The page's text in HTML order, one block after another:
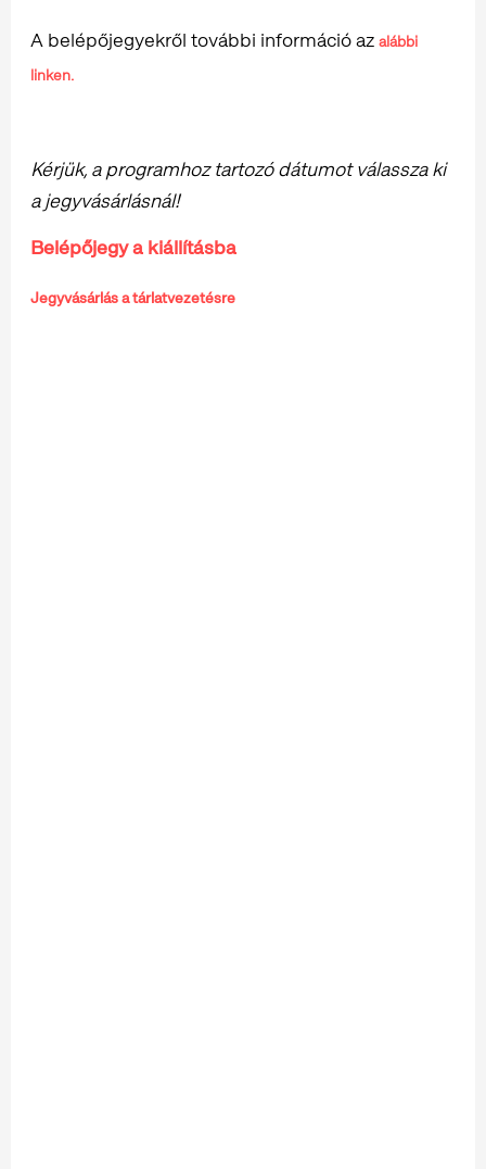
A belépőjegyekről további információ az alábbi
linken.
Kérjük, a programhoz tartozó dátumot válassza ki
a jegyvásárlásnál!
Belépőjegy a kiállításba
Jegyvásárlás a tárlatvezetésre